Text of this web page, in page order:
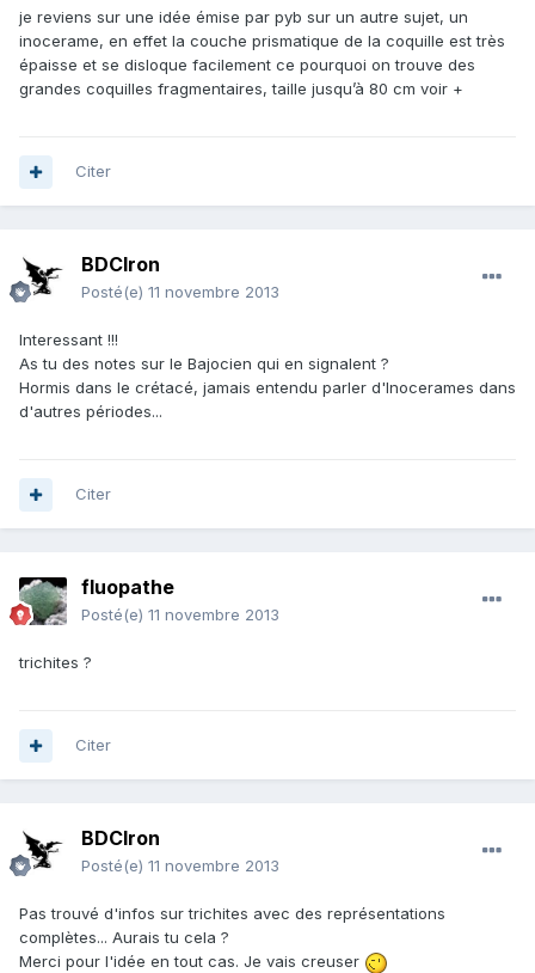
je reviens sur une idée émise par pyb sur un autre sujet, un
inocerame, en effet la couche prismatique de la coquille est très
épaisse et se disloque facilement ce pourquoi on trouve des
grandes coquilles fragmentaires, taille jusqu’à 80 cm voir +
Citer
BDCIron
Posté(e) 11 novembre 2013
Interessant !!!
As tu des notes sur le Bajocien qui en signalent ?
Hormis dans le crétacé, jamais entendu parler d'Inocerames dans
d'autres périodes...
Citer
fluopathe
Posté(e) 11 novembre 2013
trichites ?
Citer
BDCIron
Posté(e) 11 novembre 2013
Pas trouvé d'infos sur trichites avec des représentations
complètes... Aurais tu cela ?
Merci pour l'idée en tout cas. Je vais creuser